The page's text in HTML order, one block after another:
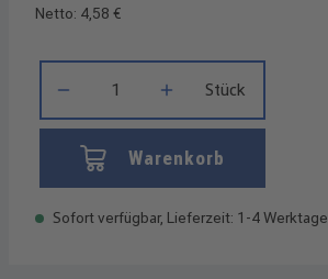
Netto: 4,58 €
Stück
Warenkorb
Sofort verfügbar, Lieferzeit: 1-4 Werktage